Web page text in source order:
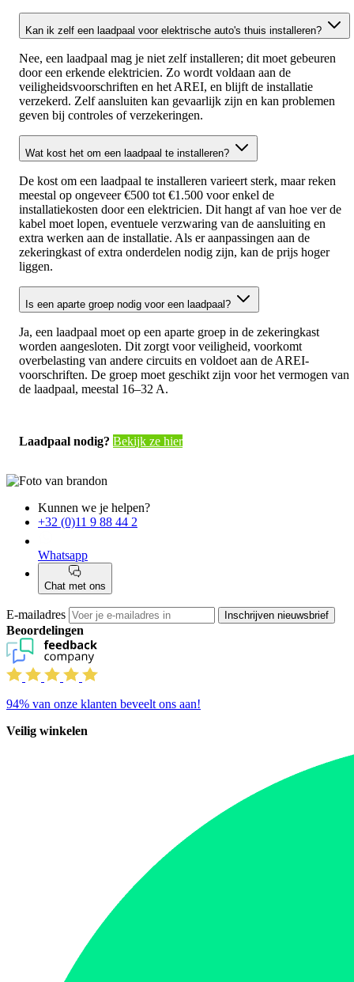
Kan ik zelf een laadpaal voor elektrische auto's thuis installeren?
Nee, een laadpaal mag je niet zelf installeren; dit moet gebeuren
door een erkende elektricien. Zo wordt voldaan aan de
veiligheidsvoorschriften en het AREI, en blijft de installatie
verzekerd. Zelf aansluiten kan gevaarlijk zijn en kan problemen
geven bij controles of verzekeringen.
Wat kost het om een laadpaal te installeren?
De kost om een laadpaal te installeren varieert sterk, maar reken
meestal op ongeveer €500 tot €1.500 voor enkel de
installatiekosten door een elektricien. Dit hangt af van hoe ver de
kabel moet lopen, eventuele verzwaring van de aansluiting en
extra werken aan de installatie. Als er aanpassingen aan de
zekeringkast of extra onderdelen nodig zijn, kan de prijs hoger
liggen.
Is een aparte groep nodig voor een laadpaal?
Ja, een laadpaal moet op een aparte groep in de zekeringkast
worden aangesloten. Dit zorgt voor veiligheid, voorkomt
overbelasting van andere circuits en voldoet aan de AREI-
voorschriften. De groep moet geschikt zijn voor het vermogen van
de laadpaal, meestal 16–32 A.
Laadpaal nodig? Bekijk ze hier
Kunnen we je helpen?
+32 (0)11 9 88 44 2
Whatsapp
Chat met ons
E-mailadres Inschrijven nieuwsbrief
Beoordelingen
94% van onze klanten beveelt ons aan!
Veilig winkelen